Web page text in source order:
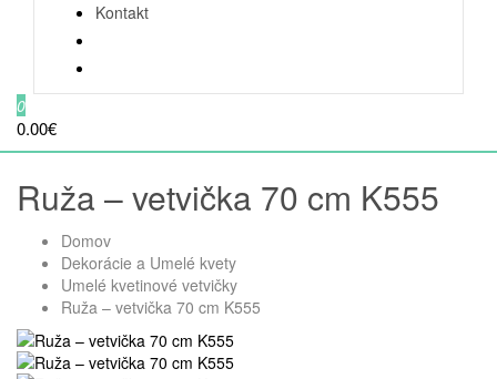
Kontakt
0
0.00€
Ruža – vetvička 70 cm K555
Domov
Dekorácie a Umelé kvety
Umelé kvetinové vetvičky
Ruža – vetvička 70 cm K555